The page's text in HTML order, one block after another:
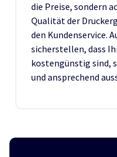
die Preise, sondern
Qualität der
den Kundenservice.
sicherstellen, dass
kostengünstig sind,
und ansprechend